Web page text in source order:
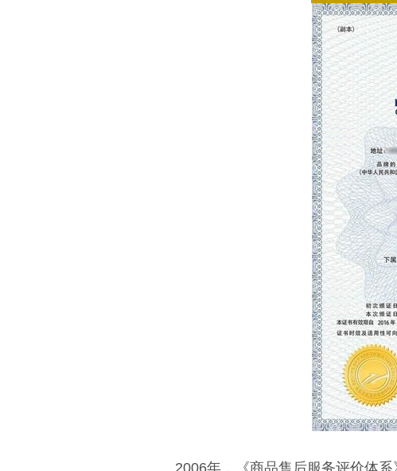
2006年，《商品售后服务评价体系